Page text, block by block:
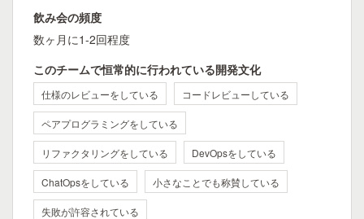
飲み会の頻度
数ヶ月に1-2回程度
このチームで恒常的に行われている開発文化
仕様のレビューをしている コードレビューしている
ペアプログラミングをしている
リファクタリングをしている DevOpsをしている
ChatOpsをしている 小さなことでも称賛している
失敗が許容されている